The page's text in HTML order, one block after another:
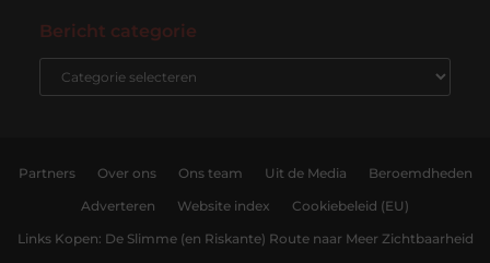
Bericht categorie
Partners Over ons Ons team Uit de Media Beroemdheden
Adverteren Website index Cookiebeleid (EU)
Links Kopen: De Slimme (en Riskante) Route naar Meer Zichtbaarheid